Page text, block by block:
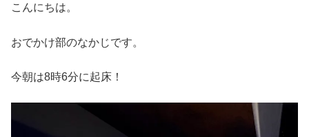
こんにちは。
おでかけ部のなかじです。
今朝は8時6分に起床！